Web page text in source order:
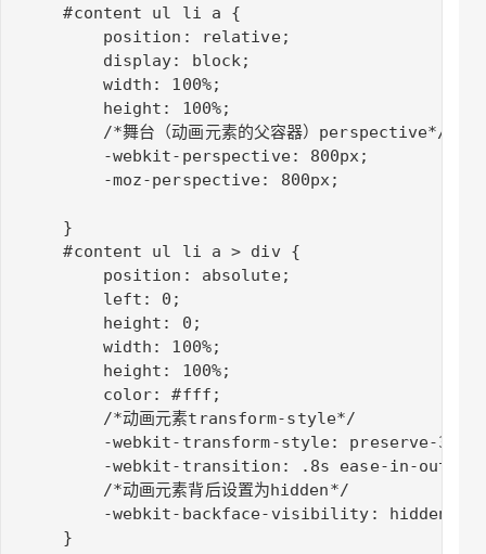
    #content ul li a {
        position: relative;
        display: block;
        width: 100%;
        height: 100%;
        /*舞台（动画元素的父容器）perspective*/
        -webkit-perspective: 800px;
        -moz-perspective: 800px;
    }
    #content ul li a > div {
        position: absolute;
        left: 0;
        height: 0;
        width: 100%;
        height: 100%;
        color: #fff;
        /*动画元素transform-style*/
        -webkit-transform-style: preserve-3d;
        -webkit-transition: .8s ease-in-out;
        /*动画元素背后设置为hidden*/
        -webkit-backface-visibility: hidden;
    }